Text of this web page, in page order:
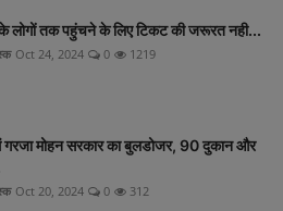
लोगों तक पहुंचने के लिए टिकट की जरूरत नही...
Oct 24, 2024 0 1219
मोहन सरकार का बुलडोजर, 90 दुकान और
Oct 20, 2024 0 312